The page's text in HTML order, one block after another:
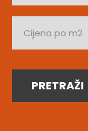
PRETRAŽI